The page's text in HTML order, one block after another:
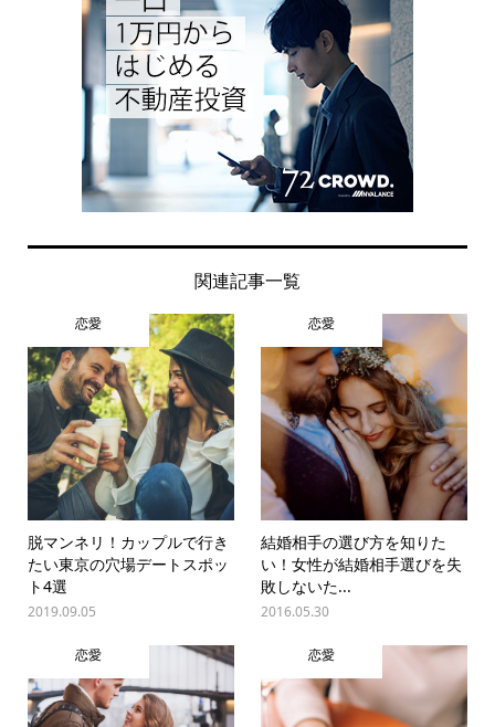
関連記事一覧
恋愛
脱マンネリ！カップルで行き
たい東京の穴場デートスポッ
ト4選
2019.09.05
恋愛
結婚相手の選び方を知りた
い！女性が結婚相手選びを失
敗しないた...
2016.05.30
恋愛 恋愛